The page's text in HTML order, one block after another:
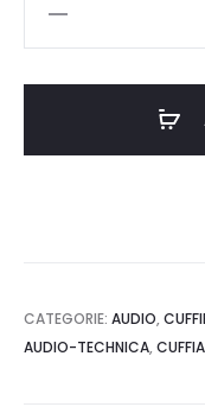
€199,00.
CATEGORIE: AUDIO,
AUDIO-TECHNICA,